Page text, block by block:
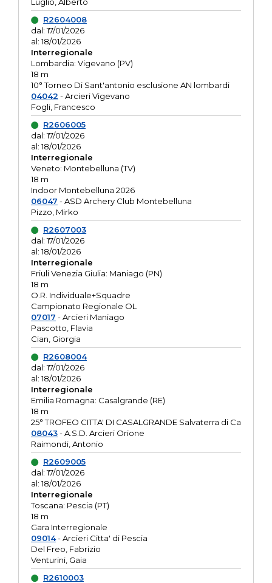
R2604008
dal: 17/01/2026
al: 18/01/2026
Interregionale
Lombardia: Vigevano (PV)
18 m
10° Torneo Di Sant'antonio esclusione AN lombardi
04042 - Arcieri Vigevano
Fogli, Francesco
R2606005
dal: 17/01/2026
al: 18/01/2026
Interregionale
Veneto: Montebelluna (TV)
18 m
Indoor Montebelluna 2026
06047 - ASD Archery Club Montebelluna
Pizzo, Mirko
R2607003
dal: 17/01/2026
al: 18/01/2026
Interregionale
Friuli Venezia Giulia: Maniago (PN)
18 m
O.R. Individuale+Squadre
Campionato Regionale OL
07017 - Arcieri Maniago
Pascotto, Flavia
Cian, Giorgia
R2608004
dal: 17/01/2026
al: 18/01/2026
Interregionale
Emilia Romagna: Casalgrande (RE)
18 m
25° TROFEO CITTA' DI CASALGRANDE Salvaterra di Ca
08043- A.S.D. Arcieri Orione
Raimondi, Antonio
R2609005
dal: 17/01/2026
al: 18/01/2026
Interregionale
Toscana: Pescia (PT)
18 m
Gara Interregionale
09014- Arcieri Citta' di Pescia
Del Freo, Fabrizio
Venturini, Gaia
R2610003